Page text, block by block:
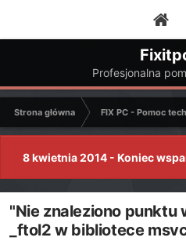
Profesjonalna
Strona główna FIX PC - Pomoc
8 kwietnia 2014 - Koniec
"Nie znaleziono punktu
_ftol2 w bibliotece